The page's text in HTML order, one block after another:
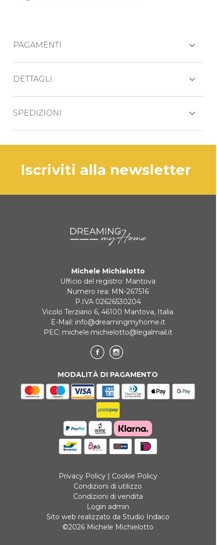
PAGAMENTI
REINDIRIZZAMENTI BANCARI
DETTAGLI
cucchiaio bebè
cucchiaino bebè
SPEDIZIONI
espresso BRT.
iscriviti alla newsletter
Michele Michielotto
Ufficio del registro: Mantova
Numero rea: MN-267516
P.IVA 02626530204
Vicolo Terziario 6, 46100 Mantova, Italia
E-Mail: info@dreamingmyhome.it
PEC: michele.michielotto@legalmail.it
MODALITÀ DI PAGAMENTO
Privacy Policy| Cookie Policy
Condizioni di utilizzo
Condizioni di vendita
Login admin
Sito web realizzato da Studio Indaco
©2026 Michele Michielotto